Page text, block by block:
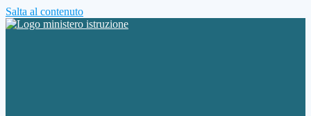
Salta al contenuto